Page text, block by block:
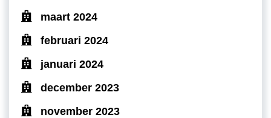
maart 2024
februari 2024
januari 2024
december 2023
november 2023